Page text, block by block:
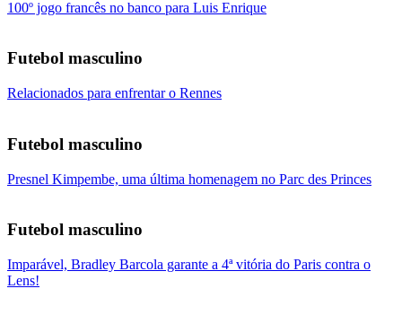
100º jogo francês no banco para Luis Enrique
Futebol masculino
Relacionados para enfrentar o Rennes
Futebol masculino
Presnel Kimpembe, uma última homenagem no Parc des Princes
Futebol masculino
Imparável, Bradley Barcola garante a 4ª vitória do Paris contra o
Lens!